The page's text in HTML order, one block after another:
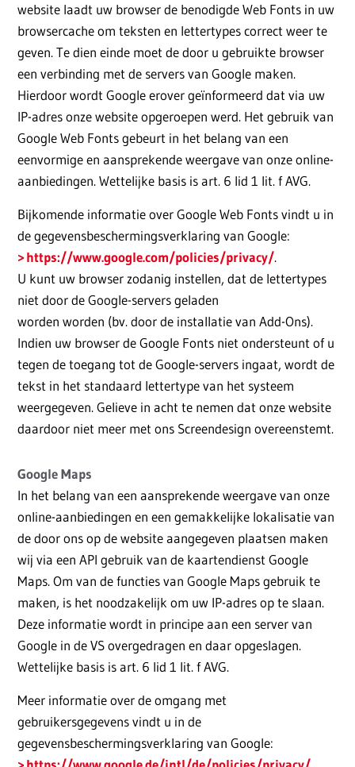
website laadt uw browser de benodigde Web Fonts in uw
browsercache om teksten en lettertypes correct weer te
geven. Te dien einde moet de door u gebruikte browser
een verbinding met de servers van Google maken.
Hierdoor wordt Google erover geïnformeerd dat via uw
IP-adres onze website opgeroepen werd. Het gebruik van
Google Web Fonts gebeurt in het belang van een
eenvormige en aansprekende weergave van onze online-
aanbiedingen. Wettelijke basis is art. 6 lid 1 lit. f AVG.
Bijkomende informatie over Google Web Fonts vindt u in
de gegevensbeschermingsverklaring van Google:
https://www.google.com/policies/privacy/.
U kunt uw browser zodanig instellen, dat de lettertypes
niet door de Google-servers geladen
worden worden (bv. door de installatie van Add-Ons).
Indien uw browser de Google Fonts niet ondersteunt of u
tegen de toegang tot de Google-servers ingaat, wordt de
tekst in het standaard lettertype van het systeem
weergegeven. Gelieve in acht te nemen dat onze website
daardoor niet meer met ons Screendesign overeenstemt.
Google Maps
In het belang van een aansprekende weergave van onze
online-aanbiedingen en een gemakkelijke lokalisatie van
de door ons op de website aangegeven plaatsen maken
wij via een API gebruik van de kaartendienst Google
Maps. Om van de functies van Google Maps gebruik te
maken, is het noodzakelijk om uw IP-adres op te slaan.
Deze informatie wordt in principe aan een server van
Google in de VS overgedragen en daar opgeslagen.
Wettelijke basis is art. 6 lid 1 lit. f AVG.
Meer informatie over de omgang met
gebruikersgegevens vindt u in de
gegevensbeschermingsverklaring van Google: